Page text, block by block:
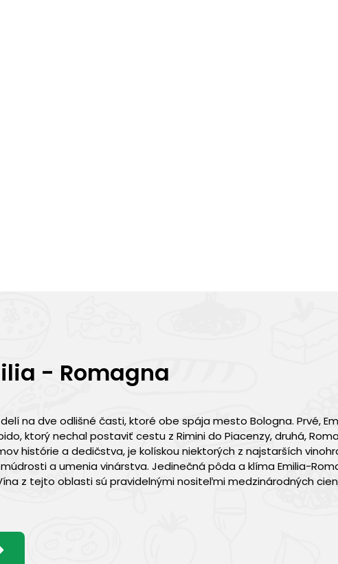
- Romagna
na dve odlišné časti, ktoré obe spája mesto Bologna. Prvé,
ktorý nechal postaviť cestu z Rimini do Piacenzy, druhá,
histórie a dedičstva, je kolískou niektorých z najstarších
a umenia vinárstva. Jedinečná pôda a klíma Emilia-
z tejto oblasti sú pravidelnými nositeľmi medzinárodných